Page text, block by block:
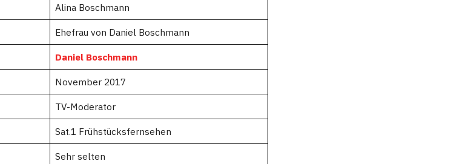
Alina Boschmann
Ehefrau von Daniel Boschmann
Daniel Boschmann
November 2017
TV-Moderator
Sat.1 Frühstücksfernsehen
Sehr selten